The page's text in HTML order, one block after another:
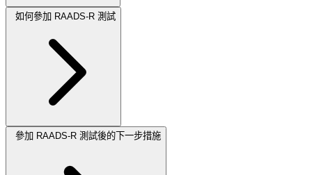
如何參加 RAADS-R 測試
參加 RAADS-R 測試後的下一步措施